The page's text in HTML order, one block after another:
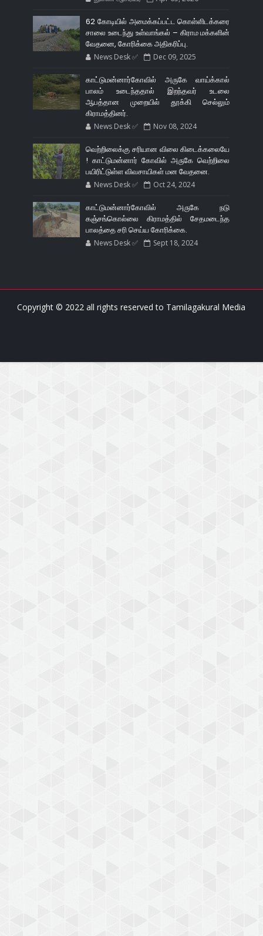
62 கோடியில் அமைக்கப்பட்ட கொள்ளிடக்கரை
சாலை உடைந்து உள்வாங்கல் – கிராம மக்களின்
வேதனை, கோரிக்கை அதிகரிப்பு.
News Desk ✅ Dec 09, 2025
காட்டுமன்னார்கோவில் அருகே வாய்க்கால்
பாலம் உடைந்ததால் இறந்தவர் உடலை
ஆபத்தான முறையில் தூக்கி செல்லும்
கிராமத்தினர்.
News Desk ✅ Nov 08, 2024
வெற்றிலைக்கு சரியான விலை கிடைக்கலையே
! காட்டுமன்னார் கோவில் அருகே வெற்றிலை
பயிரிட்டுள்ள விவசாயிகள் மன வேதனை.
News Desk ✅ Oct 24, 2024
காட்டுமன்னார்கோவில் அருகே நடு
கஞ்சங்கொல்லை கிராமத்தில் சேதமடைந்த
பாலத்தை சரி செய்ய கோரிக்கை.
News Desk ✅ Sept 18, 2024
Copyright © 2022 all rights reserved to Tamilagakural Media